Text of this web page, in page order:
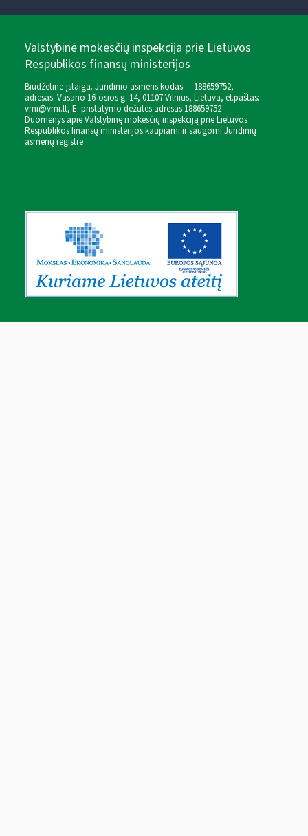
Valstybinė mokesčių inspekcija prie Lietuvos
Respublikos finansų ministerijos
Biudžetinė įstaiga. Juridinio asmens kodas — 188659752,
adresas: Vasario 16-osios g. 14, 01107 Vilnius, Lietuva, el.paštas:
vmi@vmi.lt, E. pristatymo dėžutės adresas 188659752
Duomenys apie Valstybinę mokesčių inspekciją prie Lietuvos
Respublikos finansų ministerijos kaupiami ir saugomi Juridinių
asmenų registre